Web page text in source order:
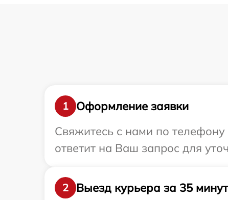
1
Оформление заявки
Свяжитесь с нами по телефону
ответит на Ваш запрос для
2
Выезд курьера за 35 минут